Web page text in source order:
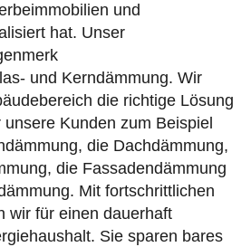
und
hat. Unser
und Kerndämmung. Wir
die richtige Lösung
Kunden zum Beispiel
die Dachdämmung,
die Fassadendämmung
Mit fortschrittlichen
wir für einen dauerhaft
Sie sparen bares